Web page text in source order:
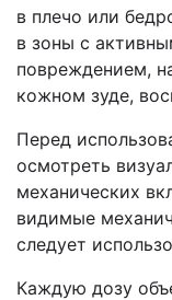
в плечо или
в зоны с
повреждением,
кожном зуде,
Перед
осмотреть
механических
видимые
следует
Каждую дозу